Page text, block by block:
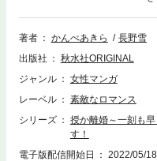
士・アルマンドとの縁談が舞い
う間に結婚式当日――。清廉で
す釣り合わなさに申し訳なく
って離婚してさしあげないと
族の、すれ違い夫婦生活がスタ
著者 かんべあきら
長野雪
出版社
秋水社ORIGINAL
ジャンル
女性マンガ
レーベル
素敵なロマンス
シリーズ
授か離婚～一刻も
す！
電子版配信開始日
2022/05/18